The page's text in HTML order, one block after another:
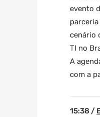
evento
cenário
TI no
A
com a
15:38 /